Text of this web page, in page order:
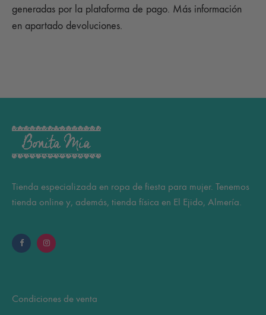
generadas por la plataforma de pago. Más información
en apartado devoluciones.
Tienda especializada en ropa de fiesta para mujer. Tenemos
tienda online y, además, tienda física en El Ejido, Almería.
Condiciones de venta